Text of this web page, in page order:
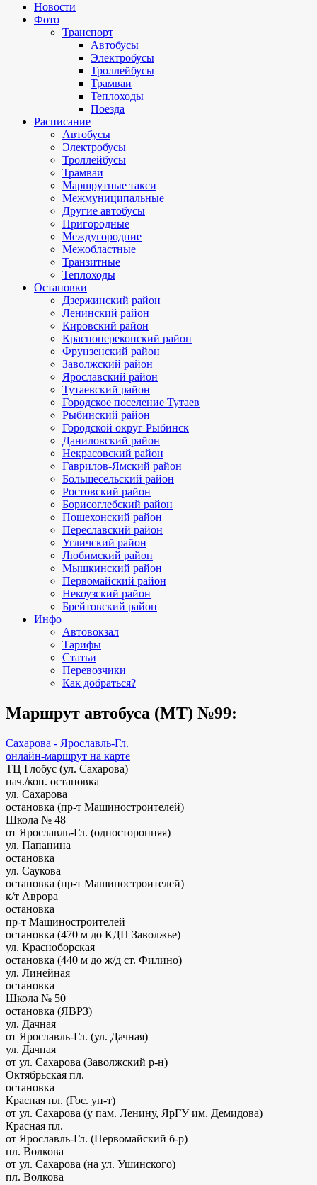
Новости
Фото
Транспорт
Автобусы
Электробусы
Троллейбусы
Трамваи
Теплоходы
Поезда
Расписание
Автобусы
Электробусы
Троллейбусы
Трамваи
Маршрутные такси
Межмуниципальные
Другие автобусы
Пригородные
Междугородние
Межобластные
Транзитные
Теплоходы
Остановки
Дзержинский район
Ленинский район
Кировский район
Красноперекопский район
Фрунзенский район
Заволжский район
Ярославский район
Тутаевский район
Городское поселение Тутаев
Рыбинский район
Городской округ Рыбинск
Даниловский район
Некрасовский район
Гаврилов-Ямский район
Большесельский район
Ростовский район
Борисоглебский район
Пошехонский район
Переславский район
Угличский район
Любимский район
Мышкинский район
Первомайский район
Некоузский район
Брейтовский район
Инфо
Автовокзал
Тарифы
Статьи
Перевозчики
Как добраться?
Маршрут автобуса (МТ) №99:
Сахарова - Ярославль-Гл.
онлайн-маршрут на карте
ТЦ Глобус (ул. Сахарова)
нач./кон. остановка
ул. Сахарова
остановка (пр-т Машиностроителей)
Школа № 48
от Ярославль-Гл. (односторонняя)
ул. Папанина
остановка
ул. Саукова
остановка (пр-т Машиностроителей)
к/т Аврора
остановка
пр-т Машиностроителей
остановка (470 м до КДП Заволжье)
ул. Красноборская
остановка (440 м до ж/д ст. Филино)
ул. Линейная
остановка
Школа № 50
остановка (ЯВРЗ)
ул. Дачная
от Ярославль-Гл. (ул. Дачная)
ул. Дачная
от ул. Сахарова (Заволжский р-н)
Октябрьская пл.
остановка
Красная пл. (Гос. ун-т)
от ул. Сахарова (у пам. Ленину, ЯрГУ им. Демидова)
Красная пл.
от Ярославль-Гл. (Первомайский б-р)
пл. Волкова
от ул. Сахарова (на ул. Ушинского)
пл. Волкова